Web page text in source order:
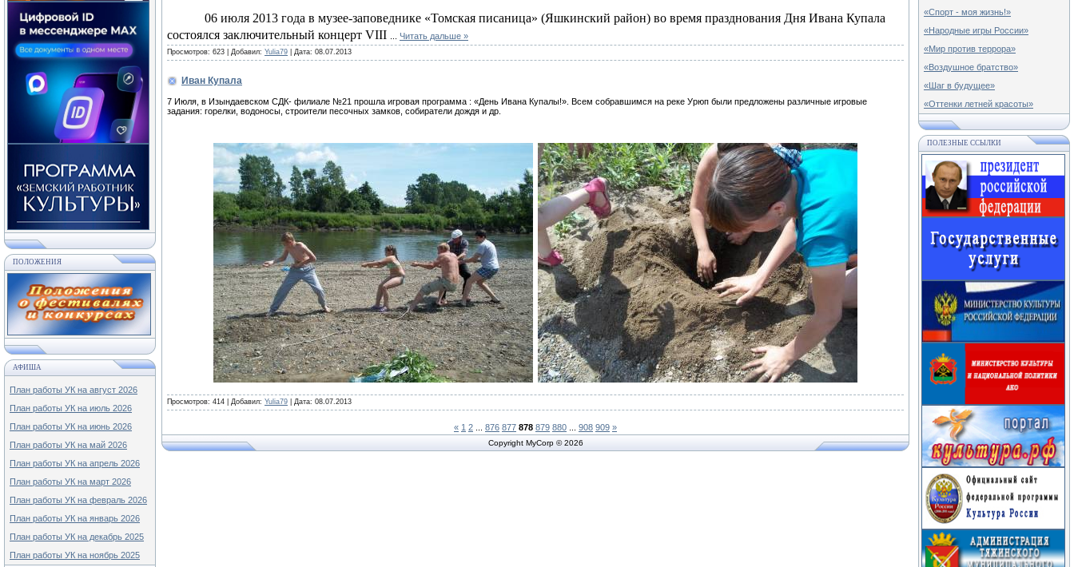
ПОЛОЖЕНИЯ
АФИША
План работы УК на август 2026
План работы УК на июль 2026
План работы УК на июнь 2026
План работы УК на май 2026
План работы УК на апрель 2026
План работы УК на март 2026
План работы УК на февраль 2026
План работы УК на январь 2026
План работы УК на декабрь 2025
План работы УК на ноябрь 2025
06 июля 2013 года в музее-заповеднике «Томская писаница» (Яшкинский район) во время празднования Дня Ивана Купала
состоялся заключительный концерт VIII Читать дальше »
Просмотров: 623 Добавил: Yulia79 Дата: 08.07.2013
Иван Купала
7 Июля, в Изындаевском СДК- филиале №21 прошла игровая программа : «День Ивана Купалы!». Всем собравшимся на реке Урюп были предложены различные игровые
задания: горелки, водоносы, строители песочных замков, собиратели дождя и др.
Просмотров: 414 Добавил: Yulia79 Дата: 08.07.2013
« 1 2 876 877 878 879 880 908 909 »
Copyright MyCorp © 2026
«Спорт - моя жизнь!»
«Народные игры России»
«Мир против террора»
«Воздушное братство»
«Шаг в будущее»
«Оттенки летней красоты»
ПОЛЕЗНЫЕ ССЫЛКИ